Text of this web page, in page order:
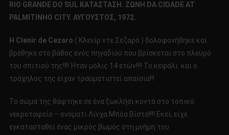
ΤΗΣ
CEZARO!!!!
RIO GRANDE DO SUL ΚΑΤΑΣΤΑΣΗ . ΖΩΝΗ DA CIDADE AT
PALMITINHO CITY. ΑΥΓΟΥΣΤΟΣ, 1972.
H Clenir de Cezaro ( Κλενίρ ντε Σεζαρό ) δολοφονήθηκε και
βρέθηκε στο βάθος ενός πηγαδιού που βρίσκεται στο πλευρό
του σπιτιού της!!!! Ήταν μόλις 14 ετών!!!! Το κεφάλι και ο
τράχηλος της είχαν τραυματιστεί απαίσια!!!
Το σώμα της θάφτηκε σε ένα ξωκλήσι κοντά στο τοπικό
νεκροταφείο – ονόματι Λίνχα Μπόα Βίστα!!!! Εκεί, είχε
εγκατασταθεί ένας μικρός βωμός στη μνήμη του